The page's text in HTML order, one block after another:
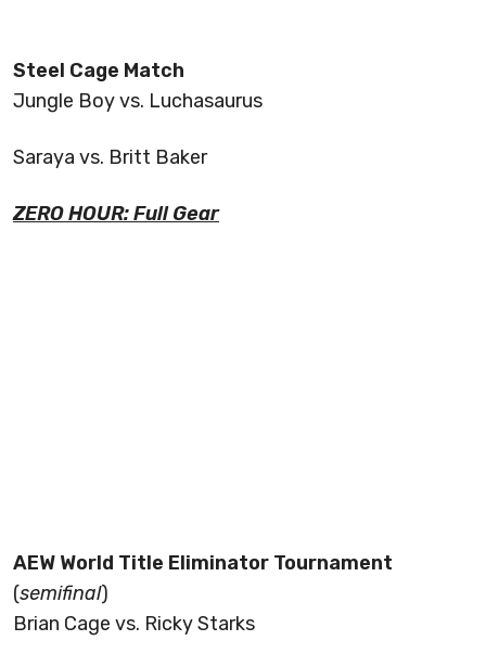
Steel Cage Match
Jungle Boy vs. Luchasaurus
Saraya vs. Britt Baker
ZERO HOUR: Full Gear
AEW World Title Eliminator Tournament
(semifinal)
Brian Cage vs. Ricky Starks